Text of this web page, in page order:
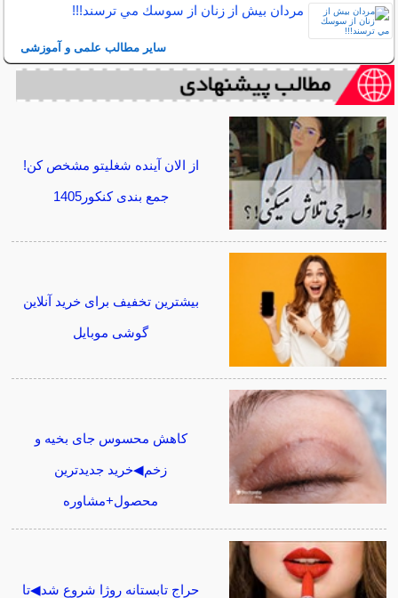
مردان بيش از زنان از سوسك مي ترسند!!!
سایر مطالب علمی و آموزشی
از الان آینده شغلیتو مشخص کن!
جمع بندی کنکور1405
بیشترین تخفیف برای خرید آنلاین
گوشی موبایل
کاهش محسوس جای بخیه و
زخم◀خرید جدیدترین
محصول+مشاوره
حراج تابستانه روژا شروع شد◀تا